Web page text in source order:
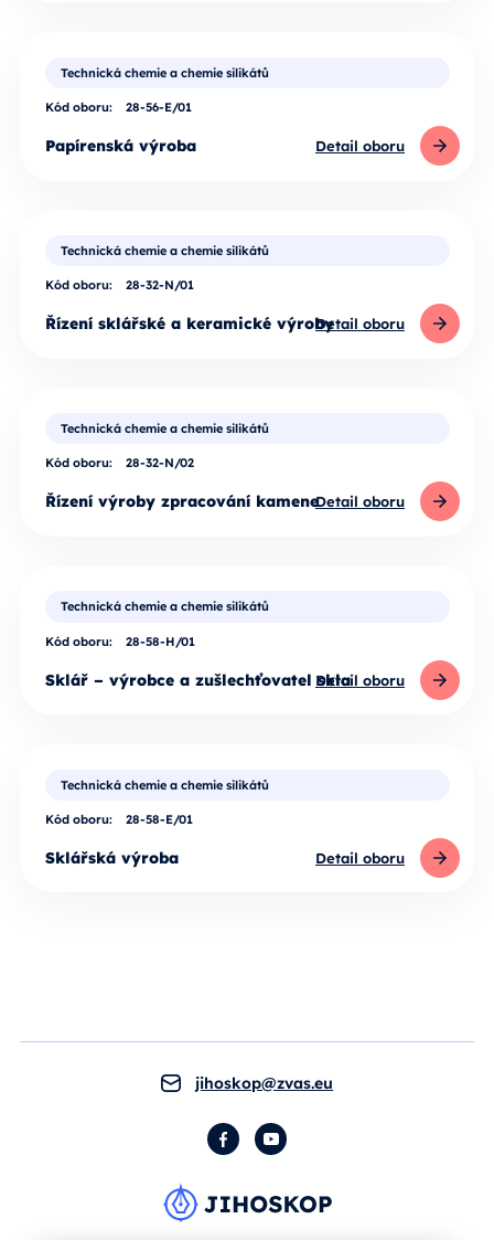
Technická chemie a chemie silikátů
Kód oboru: 28-56-E/01
Papírenská výroba Detail oboru
Technická chemie a chemie silikátů
Kód oboru: 28-32-N/01
Řízení sklářské a keramické výrobyDetail oboru
Technická chemie a chemie silikátů
Kód oboru: 28-32-N/02
Řízení výroby zpracování kameneDetail oboru
Technická chemie a chemie silikátů
Kód oboru: 28-58-H/01
Sklář – výrobce a zušlechťovatel sklaDetail oboru
Technická chemie a chemie silikátů
Kód oboru: 28-58-E/01
Sklářská výroba Detail oboru
jihoskop@zvas.eu
FacebookYouTube